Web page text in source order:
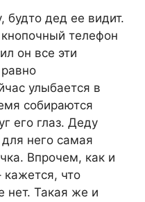
будто дед ее видит.
телефон
он все эти
улыбается в
собираются
его глаз. Деду
него самая
Впрочем, как и
что
нет. Такая же и